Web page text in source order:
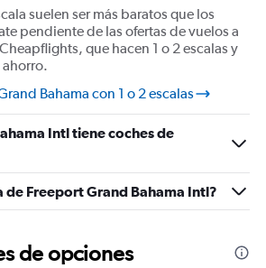
suelen ser más baratos que los
pendiente de las ofertas de vuelos a
que hacen 1 o 2 escalas y
Bahama con 1 o 2 escalas
Intl tiene coches de
de Freeport Grand Bahama Intl?
de opciones